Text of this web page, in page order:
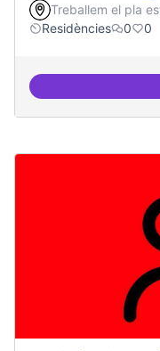
Treballem el pla
Residències
0 0